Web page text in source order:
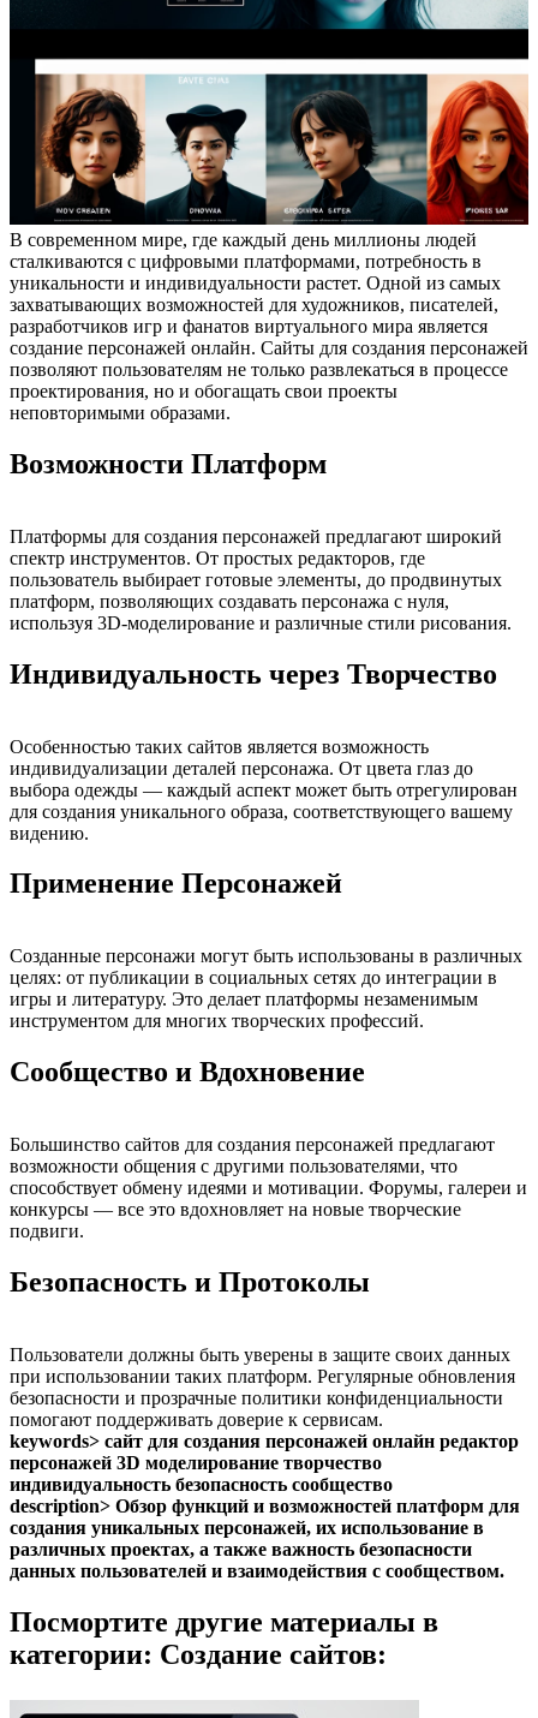
В современном мире, где каждый день миллионы людей
сталкиваются с цифровыми платформами, потребность в
уникальности и индивидуальности растет. Одной из самых
захватывающих возможностей для художников, писателей,
разработчиков игр и фанатов виртуального мира является
создание персонажей онлайн. Сайты для создания персонажей
позволяют пользователям не только развлекаться в процессе
проектирования, но и обогащать свои проекты
неповторимыми образами.
Возможности Платформ
Платформы для создания персонажей предлагают широкий
спектр инструментов. От простых редакторов, где
пользователь выбирает готовые элементы, до продвинутых
платформ, позволяющих создавать персонажа с нуля,
используя 3D-моделирование и различные стили рисования.
Индивидуальность через Творчество
Особенностью таких сайтов является возможность
индивидуализации деталей персонажа. От цвета глаз до
выбора одежды — каждый аспект может быть отрегулирован
для создания уникального образа, соответствующего вашему
видению.
Применение Персонажей
Созданные персонажи могут быть использованы в различных
целях: от публикации в социальных сетях до интеграции в
игры и литературу. Это делает платформы незаменимым
инструментом для многих творческих профессий.
Сообщество и Вдохновение
Большинство сайтов для создания персонажей предлагают
возможности общения с другими пользователями, что
способствует обмену идеями и мотивации. Форумы, галереи и
конкурсы — все это вдохновляет на новые творческие
подвиги.
Безопасность и Протоколы
Пользователи должны быть уверены в защите своих данных
при использовании таких платформ. Регулярные обновления
безопасности и прозрачные политики конфиденциальности
помогают поддерживать доверие к сервисам.
keywords> сайт для создания персонажей онлайн редактор
персонажей 3D моделирование творчество
индивидуальность безопасность сообщество
description> Обзор функций и возможностей платформ для
создания уникальных персонажей, их использование в
различных проектах, а также важность безопасности
данных пользователей и взаимодействия с сообществом.
Посмортите другие материалы в
категории: Создание сайтов: